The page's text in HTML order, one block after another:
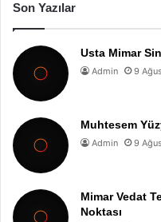
Son Yazılar
Usta Mimar
Admin 9
Muhtesem
Admin 9
Mimar Vedat
Noktası